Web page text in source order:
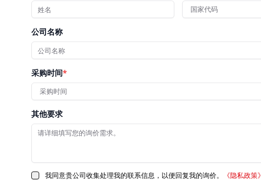
国家代码
公司名称
采购时间*
采购时间
其他要求
我同意贵公司收集处理我的联系信息，以便回复我的询价。 《隐私政策》